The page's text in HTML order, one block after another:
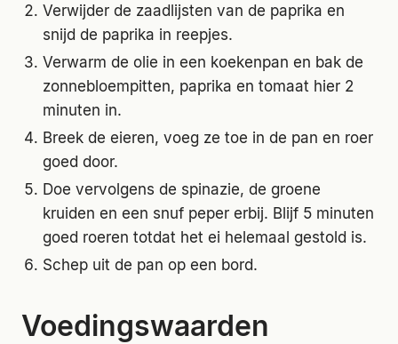
Verwijder de zaadlijsten van de paprika en
snijd de paprika in reepjes.
Verwarm de olie in een koekenpan en bak de
zonnebloempitten, paprika en tomaat hier 2
minuten in.
Breek de eieren, voeg ze toe in de pan en roer
goed door.
Doe vervolgens de spinazie, de groene
kruiden en een snuf peper erbij. Blijf 5 minuten
goed roeren totdat het ei helemaal gestold is.
Schep uit de pan op een bord.
Voedingswaarden